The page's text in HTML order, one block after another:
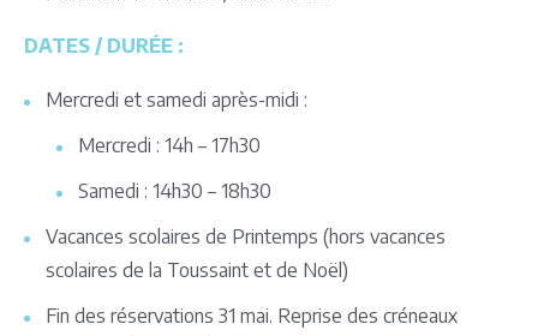
DATES / DURÉE :
Mercredi et samedi après-midi :
Mercredi : 14h – 17h30
Samedi : 14h30 – 18h30
Vacances scolaires de Printemps (hors vacances
scolaires de la Toussaint et de Noël)
Fin des réservations 31 mai. Reprise des créneaux